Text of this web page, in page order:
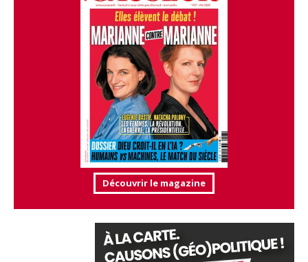
Découvrir le magazine